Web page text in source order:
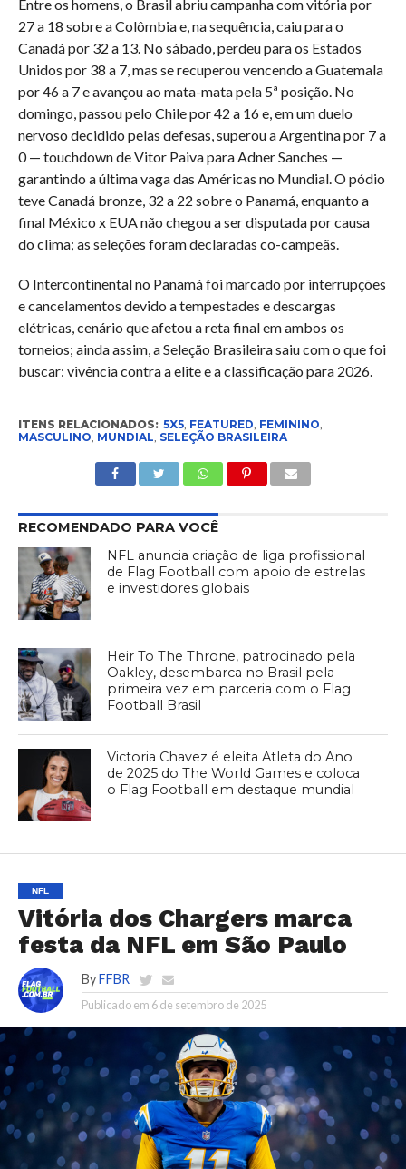
Entre os homens, o Brasil abriu campanha com vitória por
27 a 18 sobre a Colômbia e, na sequência, caiu para o
Canadá por 32 a 13. No sábado, perdeu para os Estados
Unidos por 38 a 7, mas se recuperou vencendo a Guatemala
por 46 a 7 e avançou ao mata-mata pela 5ª posição. No
domingo, passou pelo Chile por 42 a 16 e, em um duelo
nervoso decidido pelas defesas, superou a Argentina por 7 a
0 — touchdown de Vitor Paiva para Adner Sanches —
garantindo a última vaga das Américas no Mundial. O pódio
teve Canadá bronze, 32 a 22 sobre o Panamá, enquanto a
final México x EUA não chegou a ser disputada por causa
do clima; as seleções foram declaradas co-campeãs.
O Intercontinental no Panamá foi marcado por interrupções
e cancelamentos devido a tempestades e descargas
elétricas, cenário que afetou a reta final em ambos os
torneios; ainda assim, a Seleção Brasileira saiu com o que foi
buscar: vivência contra a elite e a classificação para 2026.
ITENS RELACIONADOS: 5X5, FEATURED FEMININO
MASCULINO MUNDIAL SELEÇÃO BRASILEIRA
RECOMENDADO PARA VOCÊ
NFL anuncia criação de liga profissional
de Flag Football com apoio de estrelas
e investidores globais
Heir To The Throne, patrocinado pela
Oakley, desembarca no Brasil pela
primeira vez em parceria com o Flag
Football Brasil
Victoria Chavez é eleita Atleta do Ano
de 2025 do The World Games e coloca
o Flag Football em destaque mundial
NFL
Vitória dos Chargers marca
festa da NFL em São Paulo
By FFBR
Publicado em 6 de setembro de 2025